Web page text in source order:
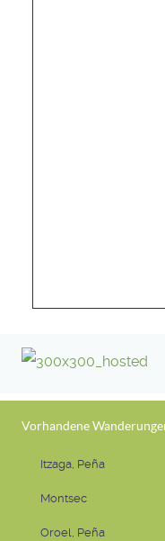
Vorhandene
Itzaga, Peña
Montsec
Oroel, Peña